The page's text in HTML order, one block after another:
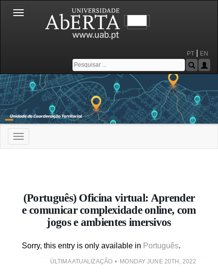
Toggle
navigation
PT EN
Toggle
navigation
(Português) Oficina virtual: Aprender
e comunicar complexidade online, com
jogos e ambientes imersivos
Sorry, this entry is only available in Português.
ÚLTIMA ATUALIZAÇÃO MONDAY JUNE 20TH, 2022